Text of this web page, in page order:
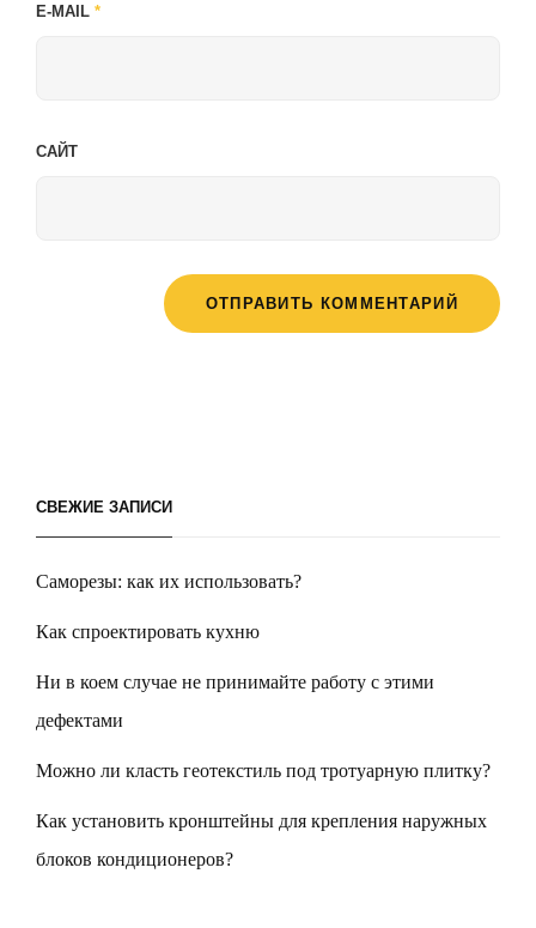
E-MAIL *
САЙТ
СВЕЖИЕ ЗАПИСИ
Саморезы: как их использовать?
Как спроектировать кухню
Ни в коем случае не принимайте работу с этими
дефектами
Можно ли класть геотекстиль под тротуарную плитку?
Как установить кронштейны для крепления наружных
блоков кондиционеров?